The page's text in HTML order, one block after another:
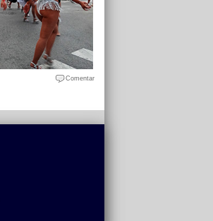
Comentar